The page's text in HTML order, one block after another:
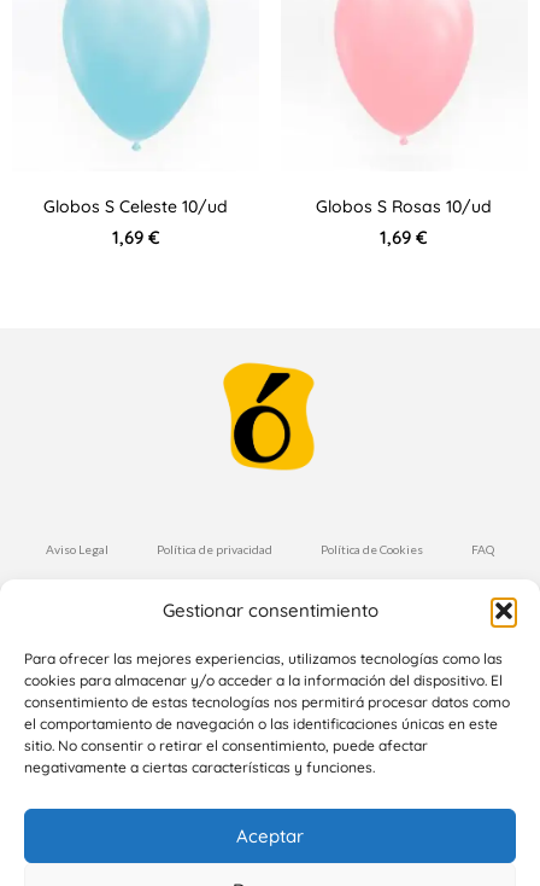
Gestionar consentimiento
Para ofrecer las mejores experiencias, utilizamos tecnologías como las
cookies para almacenar y/o acceder a la información del dispositivo. El
consentimiento de estas tecnologías nos permitirá procesar datos como
el comportamiento de navegación o las identificaciones únicas en este
sitio. No consentir o retirar el consentimiento, puede afectar
negativamente a ciertas características y funciones.
Aceptar
Globos S Celeste 10/ud
1,69 €
Globos S Rosas 10/ud
1,69€
Aviso Legal Política de privacidad Política de Cookies FAQ
Condiciones de Compra Envíos y Devoluciones
Suscríbete a nuestra Newsletter
Suscríbete